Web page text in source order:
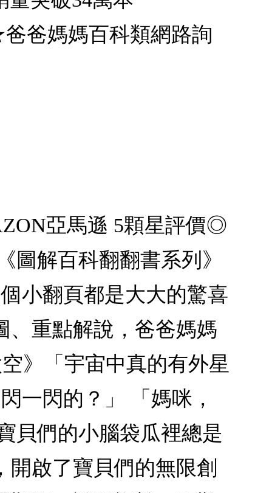
爸媽媽百科類網路詢
亞馬遜 5顆星評價◎
解百科翻翻書系列》
小翻頁都是大大的驚喜
、重點解說，爸爸媽媽
》「宇宙中真的有外星
一閃的？」 「媽咪，
貝們的小腦袋瓜裡總是
啟了寶貝們的無限創